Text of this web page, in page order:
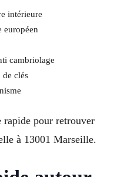
intérieure
européen
cambriolage
de clés
rapide pour retrouver
à 13001 Marseille.